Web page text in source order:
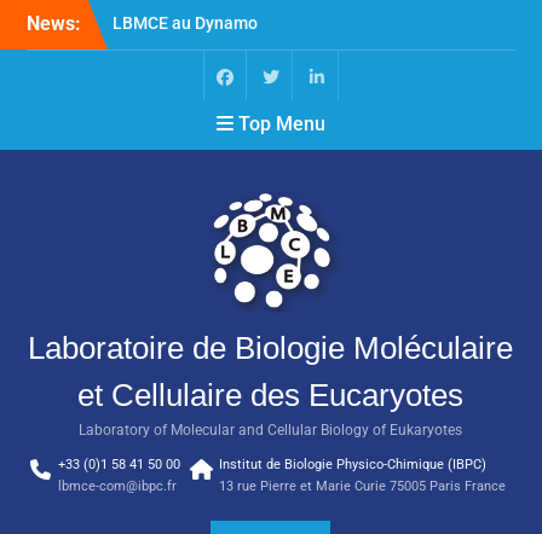
News:
LBMCE au Dynamo
Symposium
LBMCE au Yeast meeting
Nouvelle publication de
l’équipe Chaperons
Moléculaires et Biogenèse
Macromoléculaires
Top Menu
Laboratoire de Biologie Moléculaire
et Cellulaire des Eucaryotes
Laboratory of Molecular and Cellular Biology of Eukaryotes
+33 (0)1 58 41 50 00
lbmce-com@ibpc.fr
Institut de Biologie Physico-Chimique (IBPC)
13 rue Pierre et Marie Curie 75005 Paris France